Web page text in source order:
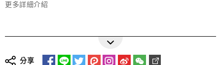
更多詳細介紹
分享